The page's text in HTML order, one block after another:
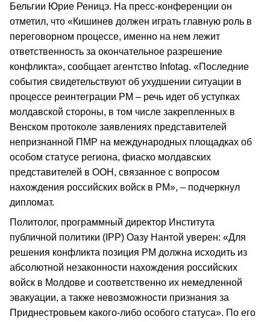
Бельгии Юрие Реницэ. На пресс-конференции он
отметил, что «Кишинев должен играть главную роль в
переговорном процессе, именно на нем лежит
ответственность за окончательное разрешение
конфликта», сообщает агентство Infotag. «Последние
события свидетельствуют об ухудшении ситуации в
процессе реинтеграции РМ – речь идет об уступках
молдавской стороны, в том числе закрепленных в
Венском протоколе заявлениях представителей
непризнанной ПМР на международных площадках об
особом статусе региона, фиаско молдавских
представителей в ООН, связанное с вопросом
нахождения российских войск в РМ», – подчеркнул
дипломат.
Политолог, программный директор Института
публичной политики (IPP) Оазу Нантой уверен: «Для
решения конфликта позиция РМ должна исходить из
абсолютной незаконности нахождения российских
войск в Молдове и соответственно их немедленной
эвакуации, а также невозможности признания за
Приднестровьем какого-либо особого статуса». По его